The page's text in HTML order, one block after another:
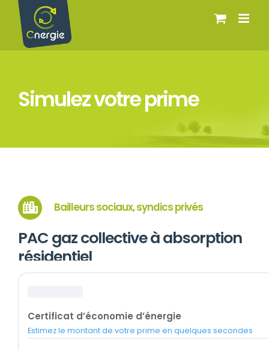
Passer
contenu
Simulez votre prime
Bailleurs sociaux, syndics privés
PAC gaz collective à absorption
résidentiel